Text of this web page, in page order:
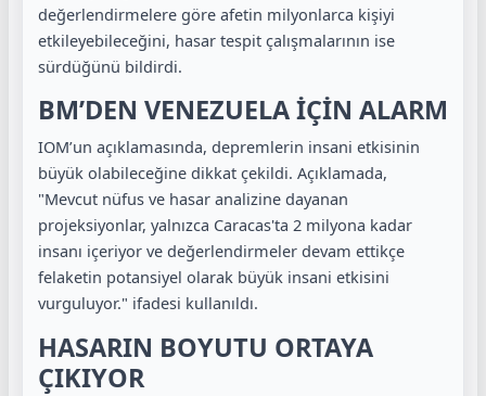
değerlendirmelere göre afetin milyonlarca kişiyi
etkileyebileceğini, hasar tespit çalışmalarının ise
sürdüğünü bildirdi.
BM’DEN VENEZUELA İÇİN ALARM
IOM’un açıklamasında, depremlerin insani etkisinin
büyük olabileceğine dikkat çekildi. Açıklamada,
"Mevcut nüfus ve hasar analizine dayanan
projeksiyonlar, yalnızca Caracas'ta 2 milyona kadar
insanı içeriyor ve değerlendirmeler devam ettikçe
felaketin potansiyel olarak büyük insani etkisini
vurguluyor." ifadesi kullanıldı.
HASARIN BOYUTU ORTAYA
ÇIKIYOR